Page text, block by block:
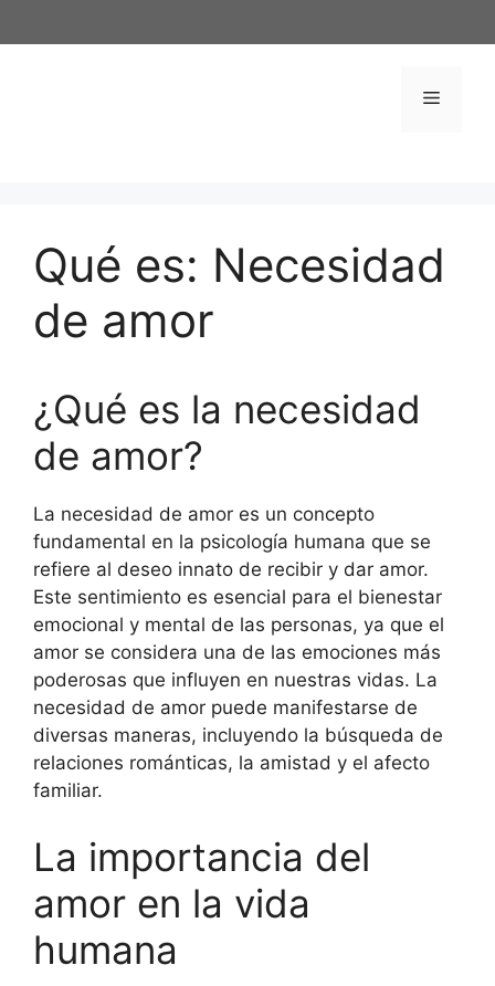
al
Menú
Qué es: Necesidad
de amor
¿Qué es la necesidad
de amor?
La necesidad de amor es un concepto
fundamental en la psicología humana que se
refiere al deseo innato de recibir y dar amor.
Este sentimiento es esencial para el bienestar
emocional y mental de las personas, ya que el
amor se considera una de las emociones más
poderosas que influyen en nuestras vidas. La
necesidad de amor puede manifestarse de
diversas maneras, incluyendo la búsqueda de
relaciones románticas, la amistad y el afecto
familiar.
La importancia del
amor en la vida
humana